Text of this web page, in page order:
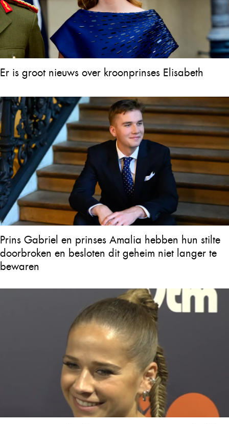
Er is groot nieuws over kroonprinses Elisabeth
Prins Gabriel en prinses Amalia hebben hun stilte
doorbroken en besloten dit geheim niet langer te
bewaren